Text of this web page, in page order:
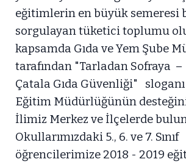
eğitimlerin en büyük semeresi
sorgulayan tüketici toplumu
kapsamda Gıda ve Yem Şube
tarafından "Tarladan Sofraya
Çatala Gıda Güvenliği"
Eğitim Müdürlüğünün
İlimiz Merkez ve İlçelerde
Okullarımızdaki 5., 6. ve 7. Sınıf
öğrencilerimize 2018 - 2019